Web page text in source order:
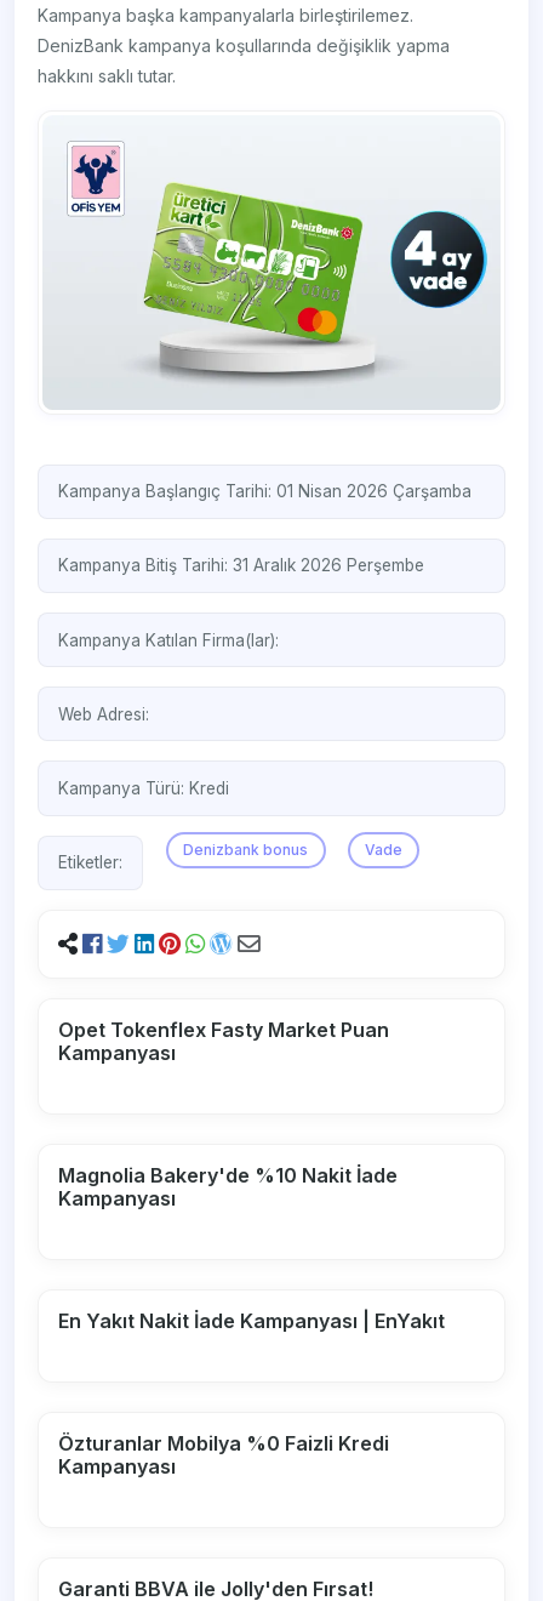
Kampanya başka kampanyalarla birleştirilemez.
DenizBank kampanya koşullarında değişiklik yapma
hakkını saklı tutar.
Kampanya Başlangıç Tarihi: 01 Nisan 2026 Çarşamba
Kampanya Bitiş Tarihi: 31 Aralık 2026 Perşembe
Kampanya Katılan Firma(lar):
Web Adresi:
Kampanya Türü: Kredi
Etiketler:
Denizbank bonus Vade
Opet Tokenflex Fasty Market Puan
Kampanyası
Magnolia Bakery'de %10 Nakit İade
Kampanyası
En Yakıt Nakit İade Kampanyası | EnYakıt
Özturanlar Mobilya %0 Faizli Kredi
Kampanyası
Garanti BBVA ile Jolly'den Fırsat!